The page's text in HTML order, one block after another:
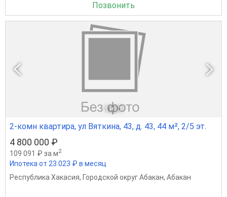
Позвонить
1 из 1
2-комн квартира, ул Вяткина, 43, д. 43, 44 м², 2/5 эт.
4 800 000 ₽
109 091 ₽ за м2
Ипотека от 23 023 ₽ в месяц
Республика Хакасия, Городской округ Абакан, Абакан